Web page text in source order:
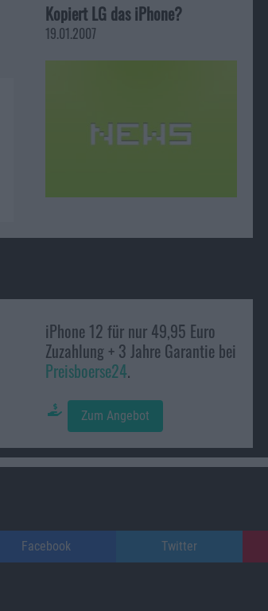
Kopiert LG das iPhone?
19.01.2007
iPhone 12 für nur 49,95 Euro
Zuzahlung + 3 Jahre Garantie bei
Preisboerse24.
Zum Angebot
Facebook Twitter